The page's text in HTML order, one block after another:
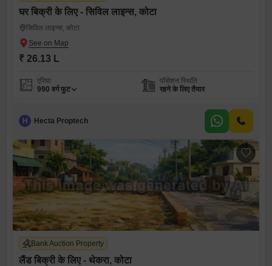
घर बिक्री के लिए - सिविल लाइन्स, कोटा
सिविल लाइन्स, कोटा
₹ 26.13 L
एरिया
990 वर्ग फुट
पॉसेशन स्थिति
रहने के लिए तैयार
H Hecta Proptech
Bank Auction Property
लैंड बिक्री के लिए - थेकरा, कोटा